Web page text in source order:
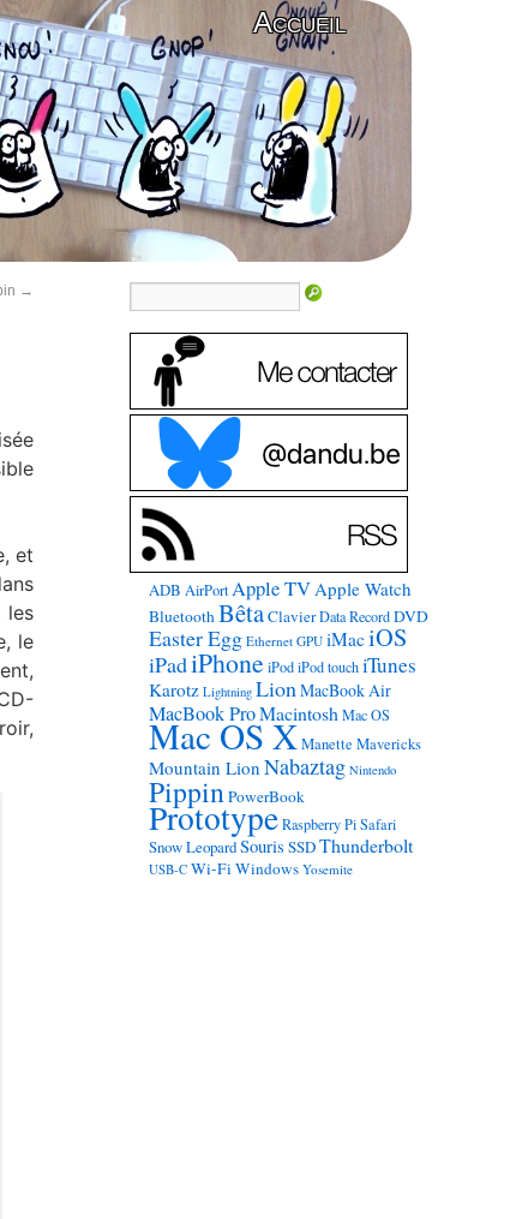
Accueil
→
et
les
le
ADB AirPort Apple TVApple Watch
BluetoothBêtaClavier Data Record DVD
Easter Egg Ethernet GPU iMaciOS
iPadiPhone iPod iPod touch iTunes
Karotz Lightning LionMacBook Air
MacBook ProMacintosh Mac OS
Mac OS X Manette Mavericks
Mountain Lion Nabaztag Nintendo
PippinPowerBook
Prototype Raspberry Pi Safari
Snow LeopardSouris SSDThunderbolt
USB-C Wi-FiWindows Yosemite